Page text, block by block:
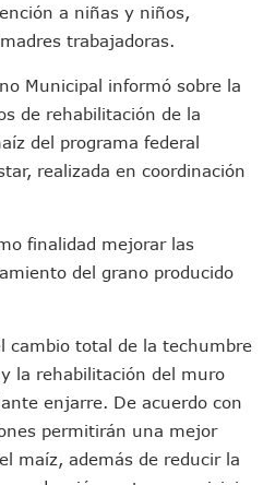
Pide Transparencia Sobre Nuevo
De Ixtapa Tendrán Una “Casa De Día”
Convoca A Mesa De Análisis Para La
Nayarit Avanzan En Acuerdos Para
Convoy Armado Desatan Operativo
Retiran Concesión Y Anuncian Plan De
Es Condenado A Morir En Prisión En
Zhoemí Luévanos Competirá En El
Brindará Atención A Familias De
De Puerto Vallarta Asegura Lugar En El
“oruga” A Puerto Vallarta Con
Para Las Tradicionales Paseadas
Causará Lluvias Muy Fuertes En
Homicidio En El Tuito Permanecerá Un Año
De Tsunami Para Puerto Vallarta Tras
a niñas y niños,
trabajadoras.
Municipal informó sobre la
de rehabilitación de la
del programa federal
realizada en coordinación
finalidad mejorar las
del grano producido
cambio total de la techumbre
la rehabilitación del muro
enjarre. De acuerdo con
permitirán una mejor
maíz, además de reducir la